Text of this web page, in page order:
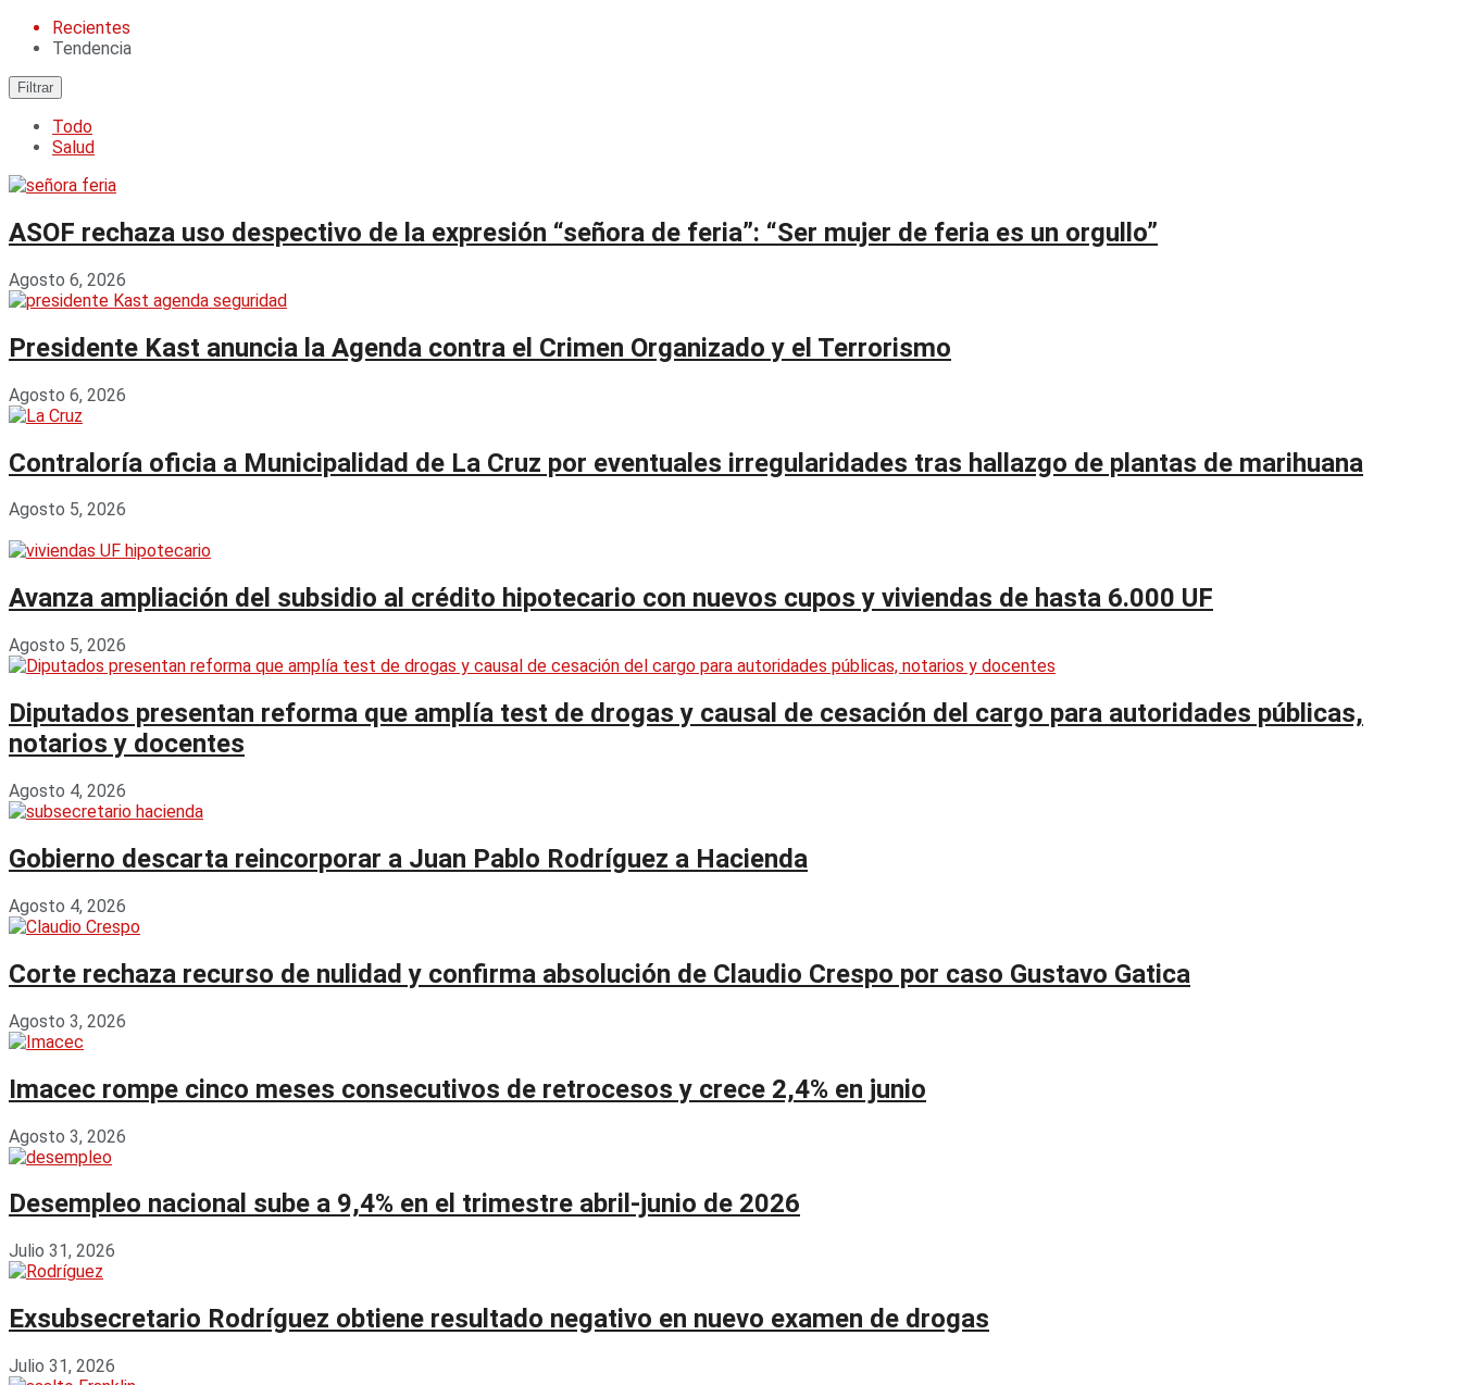
Recientes
Tendencia
Filtrar
Todo
Salud
ASOF rechaza uso despectivo de la expresión “señora de feria”: “Ser mujer de feria es un orgullo”
Agosto 6, 2026
Presidente Kast anuncia la Agenda contra el Crimen Organizado y el Terrorismo
Agosto 6, 2026
Contraloría oficia a Municipalidad de La Cruz por eventuales irregularidades tras hallazgo de plantas de marihuana
Agosto 5, 2026
Avanza ampliación del subsidio al crédito hipotecario con nuevos cupos y viviendas de hasta 6.000 UF
Agosto 5, 2026
Diputados presentan reforma que amplía test de drogas y causal de cesación del cargo para autoridades públicas,
notarios y docentes
Agosto 4, 2026
Gobierno descarta reincorporar a Juan Pablo Rodríguez a Hacienda
Agosto 4, 2026
Corte rechaza recurso de nulidad y confirma absolución de Claudio Crespo por caso Gustavo Gatica
Agosto 3, 2026
Imacec rompe cinco meses consecutivos de retrocesos y crece 2,4% en junio
Agosto 3, 2026
Desempleo nacional sube a 9,4% en el trimestre abril-junio de 2026
Julio 31, 2026
Exsubsecretario Rodríguez obtiene resultado negativo en nuevo examen de drogas
Julio 31, 2026